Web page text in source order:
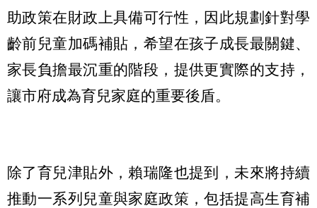
助政策在財政上具備可行性，因此規劃針對學
齡前兒童加碼補貼，希望在孩子成長最關鍵、
家長負擔最沉重的階段，提供更實際的支持，
讓市府成為育兒家庭的重要後盾。
除了育兒津貼外，賴瑞隆也提到，未來將持續
推動一系列兒童與家庭政策，包括提高生育補